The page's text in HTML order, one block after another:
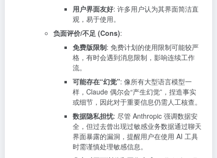
用户界面友好: 许多用户认为其界面简洁直
观，易于使用。
负面评价/不足 (Cons):
免费版限制: 免费计划的使用限制可能较严
格，有时会遇到消息限制，影响连续工作
流。
可能存在“幻觉”: 像所有大型语言模型一
样，Claude 偶尔会“产生幻觉”，捏造事实
或细节，因此对于重要信息仍需人工核查。
数据隐私担忧: 尽管 Anthropic 强调数据安
全，但过去曾出现过敏感业务数据通过聊天
界面暴露的漏洞，提醒用户在使用 AI 工具
时需谨慎处理敏感信息。